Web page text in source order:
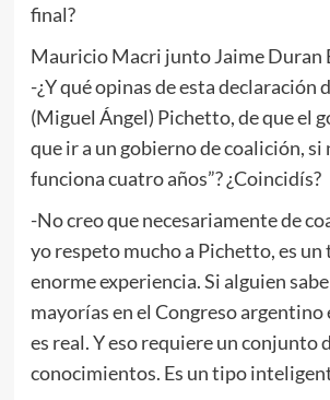
final?
Mauricio Macri junto Jaime Duran
-¿Y qué opinas de esta declaración
(Miguel Ángel) Pichetto, de que el
que ir a un gobierno de coalición, si
funciona cuatro años”? ¿Coincidís?
-No creo que necesariamente de
yo respeto mucho a Pichetto, es un
enorme experiencia. Si alguien
mayorías en el Congreso argentino
es real. Y eso requiere un conjunto
conocimientos. Es un tipo